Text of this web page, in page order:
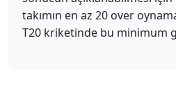
takımın en az 20 over
T20 kriketinde bu minimum